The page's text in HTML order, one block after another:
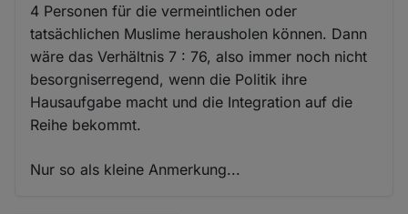
4 Personen für die vermeintlichen oder
tatsächlichen Muslime herausholen können. Dann
wäre das Verhältnis 7 : 76, also immer noch nicht
besorgniserregend, wenn die Politik ihre
Hausaufgabe macht und die Integration auf die
Reihe bekommt.
Nur so als kleine Anmerkung...